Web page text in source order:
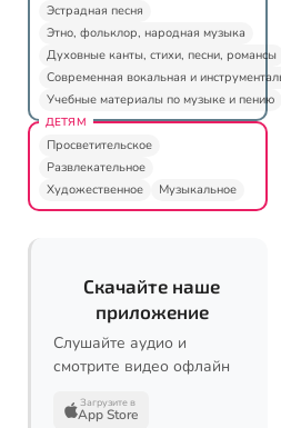
Эстрадная песня
Этно, фольклор, народная музыка
Духовные канты, стихи, песни, романсы
Современная вокальная и
Учебные материалы по музыке и пению
ДЕТЯМ
Просветительское
Развлекательное
Художественное
Музыкальное
Скачайте наше
приложение
Слушайте аудио и
смотрите видео офлайн
Загрузите в
App Store